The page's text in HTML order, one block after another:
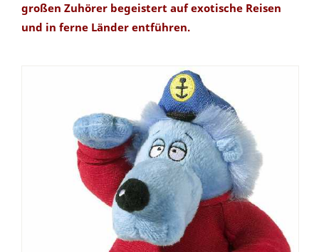
großen Zuhörer begeistert auf exotische Reisen
und in ferne Länder entführen.